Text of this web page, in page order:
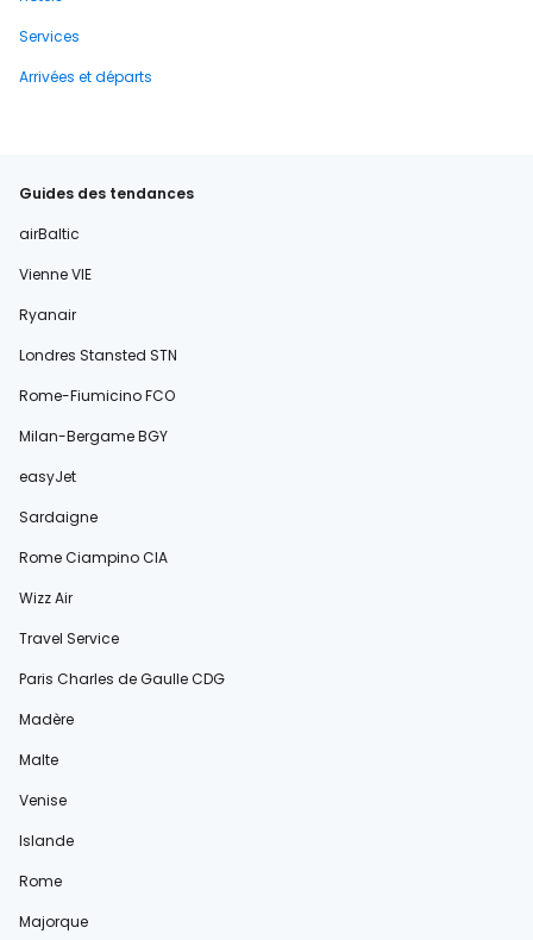
Services
Arrivées et départs
Guides des tendances
airBaltic
Vienne VIE
Ryanair
Londres Stansted STN
Rome-Fiumicino FCO
Milan-Bergame BGY
easyJet
Sardaigne
Rome Ciampino CIA
Wizz Air
Travel Service
Paris Charles de Gaulle CDG
Madère
Malte
Venise
Islande
Rome
Majorque